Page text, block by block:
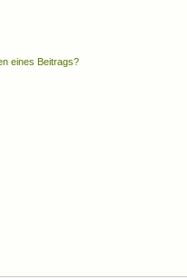
eines Beitrags?